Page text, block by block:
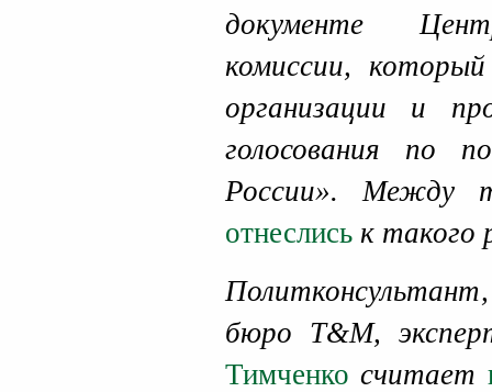
документе
комиссии,
организации и
голосования по
России».
отнеслись к такого
бюро Т&М,
Тимченко считает